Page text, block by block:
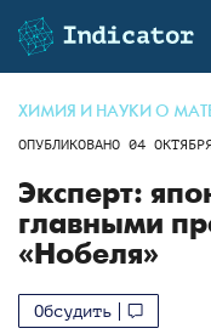
ХИМИЯ И НАУКИ О
ОПУБЛИКОВАНО 04
Эксперт:
главными
«Нобеля»
Обсудить